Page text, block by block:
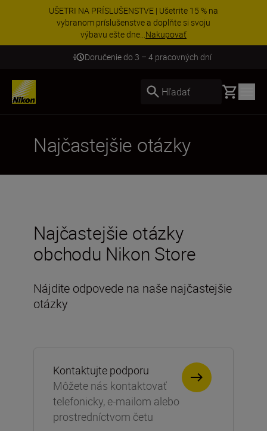
UŠETRI NA PRÍSLUŠENSTVE | Ušetrite 15 % na
vybranom príslušenstve a doplňte si svoju
výbavu ešte dne...Nakupovať
Doručenie do 3 – 4 pracovných dní
Hľadať Basket
Najčastejšie otázky
Kontaktujte podporu
Môžete nás kontaktovať
telefonicky, e-mailom alebo
prostredníctvom četu
Najčastejšie otázky
obchodu Nikon Store
Nájdite odpovede na naše najčastejšie
otázky